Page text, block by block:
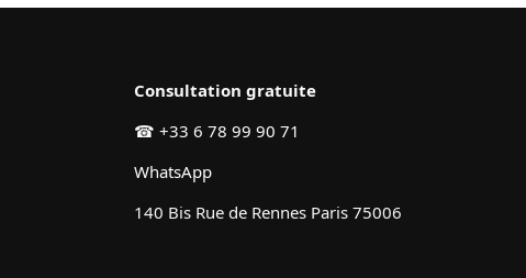
Consultation gratuite
☎ +33 6 78 99 90 71
WhatsApp
140 Bis Rue de Rennes Paris 75006